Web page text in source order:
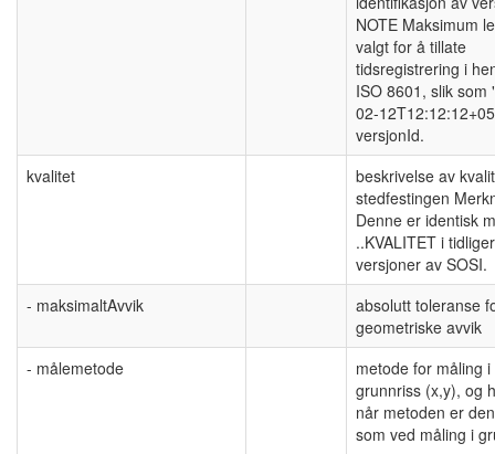
NOTE Maksimum
valgt for å tillate
tidsregistrering i
ISO 8601, slik som
02-
versjonId.
kvalitet
beskrivelse av
stedfestingen
Denne er identisk
..KVALITET i
versjoner av SOSI.
- maksimaltAvvik
absolutt toleranse
geometriske avvik
- målemetode
metode for måling i
grunnriss (x,y), og
når metoden er
som ved måling i